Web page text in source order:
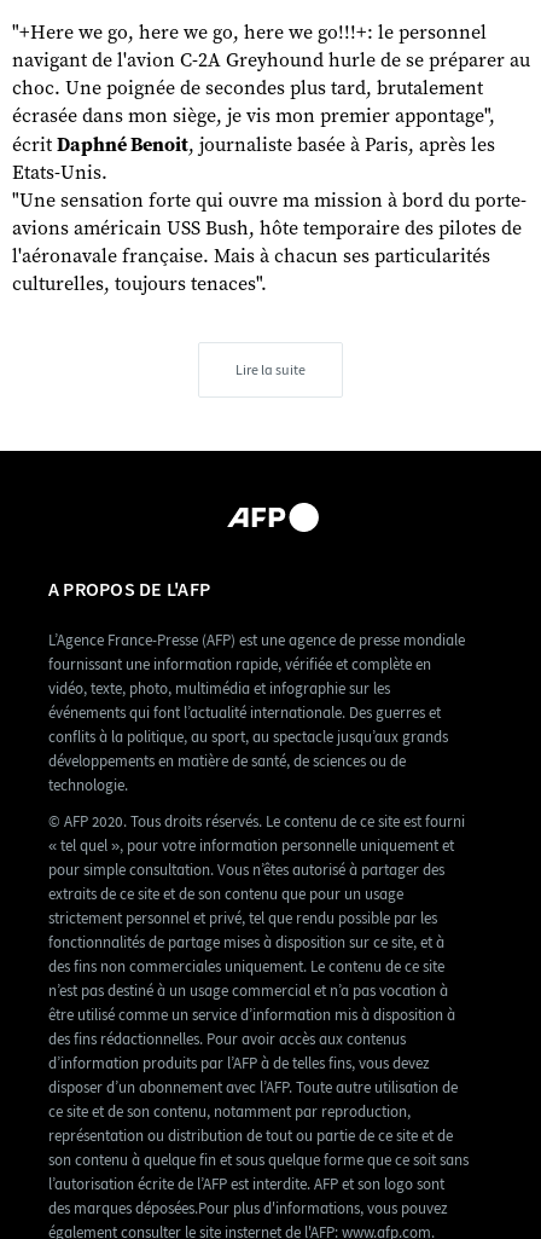
"+Here we go, here we go, here we go!!!+: le personnel
navigant de l'avion C-2A Greyhound hurle de se préparer au
choc. Une poignée de secondes plus tard, brutalement
écrasée dans mon siège, je vis mon premier appontage",
écrit Daphné Benoit, journaliste basée à Paris, après les
Etats-Unis.
"Une sensation forte qui ouvre ma mission à bord du porte-
avions américain USS Bush, hôte temporaire des pilotes de
l'aéronavale française. Mais à chacun ses particularités
culturelles, toujours tenaces".
Lire la suite
A PROPOS DE L'AFP
L’Agence France-Presse (AFP) est une agence de presse mondiale
fournissant une information rapide, vérifiée et complète en
vidéo, texte, photo, multimédia et infographie sur les
événements qui font l’actualité internationale. Des guerres et
conflits à la politique, au sport, au spectacle jusqu’aux grands
développements en matière de santé, de sciences ou de
technologie.
© AFP 2020. Tous droits réservés. Le contenu de ce site est fourni
« tel quel », pour votre information personnelle uniquement et
pour simple consultation. Vous n’êtes autorisé à partager des
extraits de ce site et de son contenu que pour un usage
strictement personnel et privé, tel que rendu possible par les
fonctionnalités de partage mises à disposition sur ce site, et à
des fins non commerciales uniquement. Le contenu de ce site
n’est pas destiné à un usage commercial et n’a pas vocation à
être utilisé comme un service d’information mis à disposition à
des fins rédactionnelles. Pour avoir accès aux contenus
d’information produits par l’AFP à de telles fins, vous devez
disposer d’un abonnement avec l’AFP. Toute autre utilisation de
ce site et de son contenu, notamment par reproduction,
représentation ou distribution de tout ou partie de ce site et de
son contenu à quelque fin et sous quelque forme que ce soit sans
l’autorisation écrite de l’AFP est interdite. AFP et son logo sont
des marques déposées.Pour plus d'informations, vous pouvez
également consulter le site insternet de l'AFP: www.afp.com.